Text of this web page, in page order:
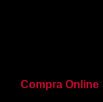
Compra Online